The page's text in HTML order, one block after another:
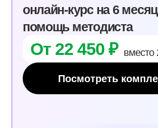
Попробуйте наш
бесплатный курс
Вводная в полный курс ( 19 уроков
из онлайн-курса )
Получить доступ